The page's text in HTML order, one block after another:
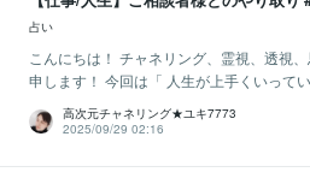
占い
こんにちは！ チャネリング、霊視、透視
申します！ 今回は「 人生が上手くいって
高次元チャネリング★ユキ7773
2025/09/29 02:16